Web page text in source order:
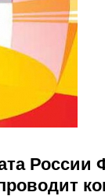
России